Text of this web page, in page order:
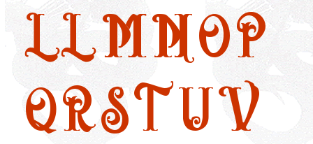
LLMNOP
QRSTUV